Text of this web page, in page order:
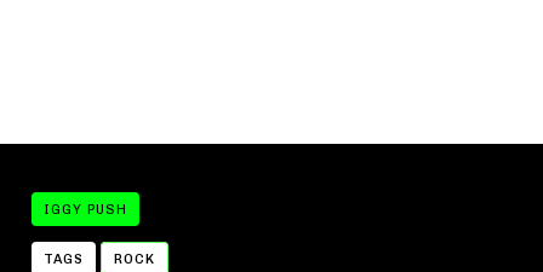
IGGY PUSH
TAGS ROCK